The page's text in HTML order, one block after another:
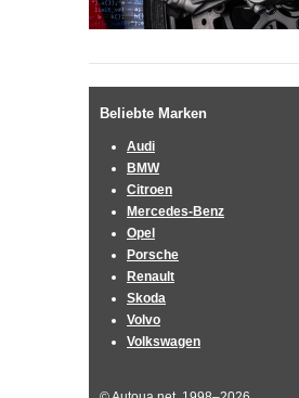
Beliebte Marken
Audi
BMW
Citroen
Mercedes-Benz
Opel
Porsche
Renault
Skoda
Volvo
Volkswagen